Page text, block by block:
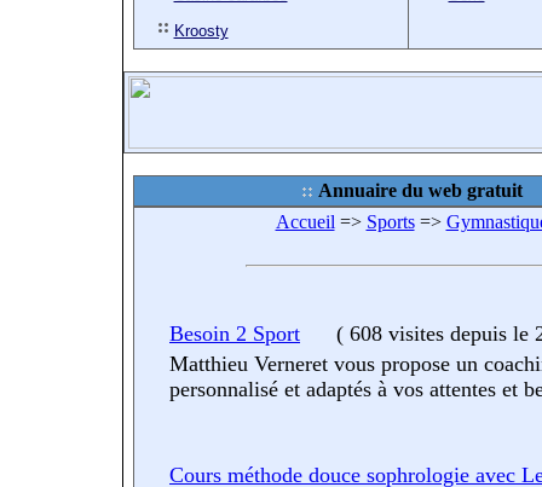
Kroosty
Annuaire du web gratuit
Accueil => Sports=>
Besoin 2 Sport ( 608 visites depuis le
Matthieu Verneret vous propose un
personnalisé et adaptés à vos attentes et
Cours méthode douce sophrologie avec